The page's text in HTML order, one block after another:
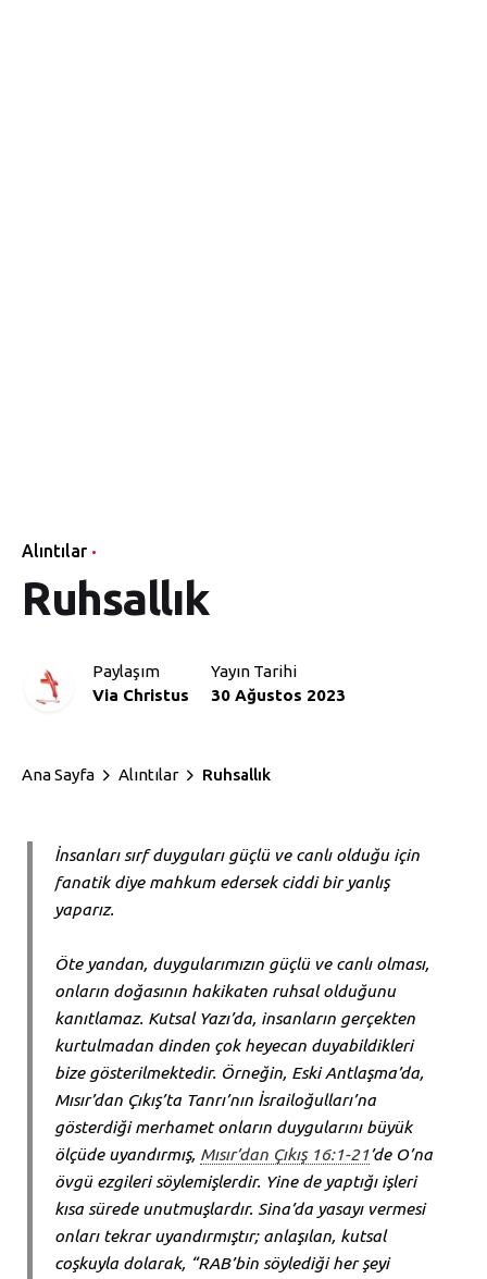
Alıntılar
Ruhsallık
Paylaşım
Via Christus
Yayın Tarihi
30 Ağustos 2023
Ana Sayfa Alıntılar Ruhsallık
İnsanları sırf duyguları güçlü ve canlı olduğu için
fanatik diye mahkum edersek ciddi bir yanlış
yaparız.
Öte yandan, duygularımızın güçlü ve canlı olması,
onların doğasının hakikaten ruhsal olduğunu
kanıtlamaz. Kutsal Yazı’da, insanların gerçekten
kurtulmadan dinden çok heyecan duyabildikleri
bize gösterilmektedir. Örneğin, Eski Antlaşma’da,
Mısır’dan Çıkış’ta Tanrı’nın İsrailoğulları’na
gösterdiği merhamet onların duygularını büyük
ölçüde uyandırmış, Mısır’dan Çıkış 16:1-21’de O’na
övgü ezgileri söylemişlerdir. Yine de yaptığı işleri
kısa sürede unutmuşlardır. Sina’da yasayı vermesi
onları tekrar uyandırmıştır; anlaşılan, kutsal
coşkuyla dolarak, “RAB’bin söylediği her şeyi